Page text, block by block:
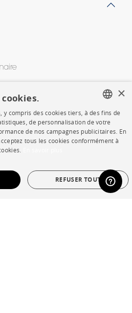
FRENCH
ENGLISH
SPANISH
×
y compris des cookies tiers, à des fins de
de personnalisation de votre
de nos campagnes publicitaires. En
tous les cookies conformément à
REFUSER TOUT